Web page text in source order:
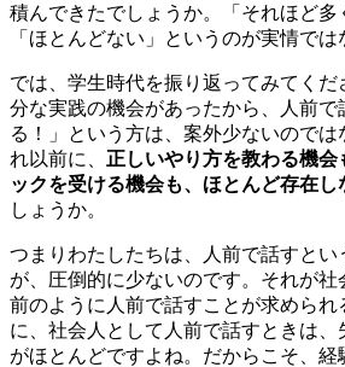
積んできたでしょうか。「それほど多
「ほとんどない」というのが実情では
では、 学生時代を振り返ってみて くだ
分な実践の機会があったから、
人前で
る！」
という 方は、案外少ないのでは
れ以前に、 正しいやり方を教わる機
ックを受ける機会も、 ほとんど存在し
しょうか。
つまりわたしたちは 人前で話すとい
が
圧倒的に少ないのです。 それが社
前のように人前で話すこと が求められ
に、社会人として 人前で話すときは
がほとんどですよね。だからこそ、経